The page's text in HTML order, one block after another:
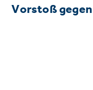
Vorstoß